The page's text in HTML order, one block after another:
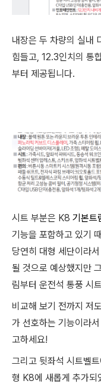
내장은 두 차량의 실내
힘들고, 12.3인치의 통
부터 제공됩니다.
시트 부분은 K8 기본트
기능을 포함하고 있기
당연히 대형 세단이라
될 것으로 예상했지만
림부터 운전석 통풍 시
비교해 보기 전까지 저
가 선호하는 기능이라
고하세요!
그리고 뒷좌석 시트벨
형 K8에 새롭게 추가되